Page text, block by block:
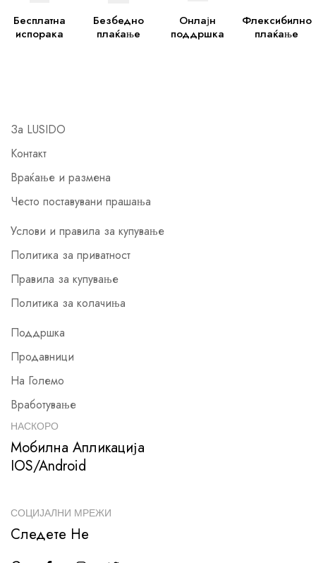
Бесплатна
испорака
Безбедно
плаќање
Онлајн
поддршка
Флексибилно
плаќање
За LUSIDO
Контакт
Враќање и размена
Често поставувани прашања
Услови и правила за купување
Политика за приватност
Правила за купување
Политика за колачиња
Поддршка
Продавници
На Големо
Вработување
НАСКОРО
Мобилна Апликација
IOS/Android
СОЦИЈАЛНИ МРЕЖИ
Следете Не